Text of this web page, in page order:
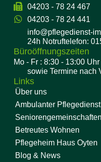
04203 - 78 24 467
04203 - 78 24 441
info@pflegedienst-
24h Notruftelefon:
Büroöffnungszeiten
Mo - Fr : 8:30 - 13:00 Uhr
sowie Termine nach
Links
Über uns
Ambulanter Pflegedienst
Seniorengemeinschaften
Betreutes Wohnen
Pflegeheim Haus Oyten
Blog & News